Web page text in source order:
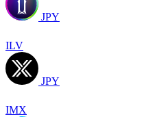
JPY
ILV
JPY
IMX